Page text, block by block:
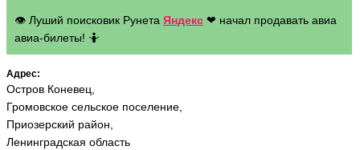
👁 Луший поисковик Рунета Яндекс ❤ начал продавать авиа
авиа-билеты! 🤷
Адрес:
Остров Коневец,
Громовское сельское поселение,
Приозерский район,
Ленинградская область